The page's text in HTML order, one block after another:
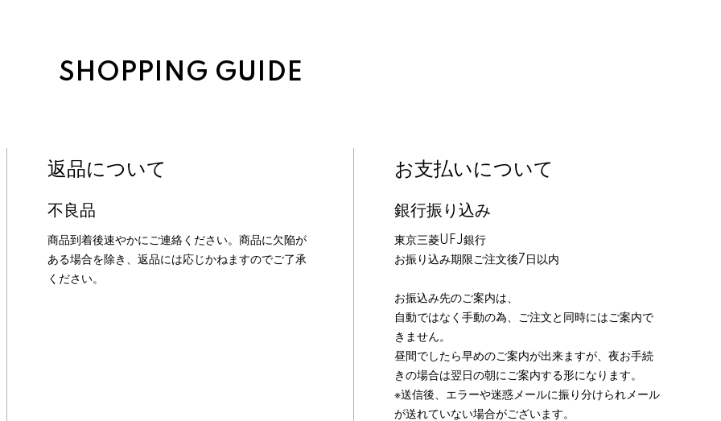
SHOPPING GUIDE
返品について
不良品
商品到着後速やかにご連絡ください。商品に欠陥が
ある場合を除き、返品には応じかねますのでご了承
ください。
お支払いについて
銀行振り込み
東京三菱UFJ銀行
お振り込み期限ご注文後7日以内
お振込み先のご案内は、
自動ではなく手動の為、ご注文と同時にはご案内で
きません。
昼間でしたら早めのご案内が出来ますが、夜お手続
きの場合は翌日の朝にご案内する形になります。
※送信後、エラーや迷惑メールに振り分けられメール
が送れていない場合がございます。